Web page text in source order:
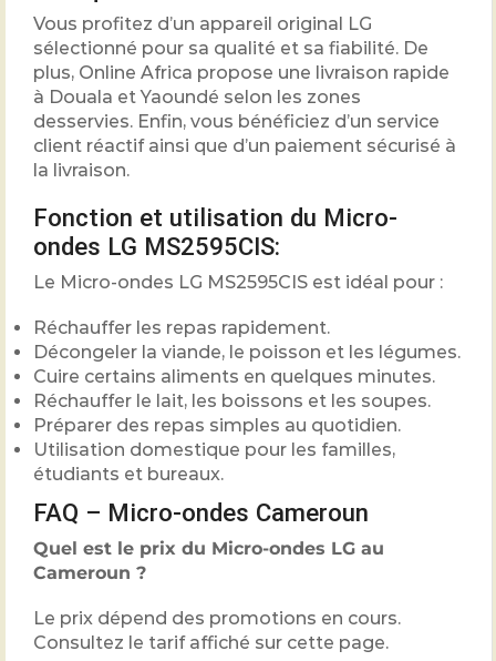
Vous profitez d’un appareil original LG
sélectionné pour sa qualité et sa fiabilité. De
plus, Online Africa propose une livraison rapide
à Douala et Yaoundé selon les zones
desservies. Enfin, vous bénéficiez d’un service
client réactif ainsi que d’un paiement sécurisé à
la livraison.
Fonction et utilisation du Micro-
ondes LG MS2595CIS:
Le Micro-ondes LG MS2595CIS est idéal pour :
Réchauffer les repas rapidement.
Décongeler la viande, le poisson et les légumes.
Cuire certains aliments en quelques minutes.
Réchauffer le lait, les boissons et les soupes.
Préparer des repas simples au quotidien.
Utilisation domestique pour les familles,
étudiants et bureaux.
FAQ – Micro-ondes Cameroun
Quel est le prix du Micro-ondes LG au
Cameroun ?
Le prix dépend des promotions en cours.
Consultez le tarif affiché sur cette page.